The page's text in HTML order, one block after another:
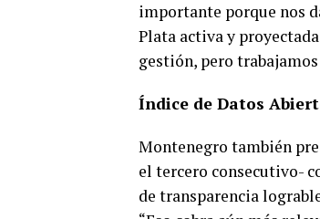
importante porque nos
Plata activa y
gestión, pero
Índice de Datos
Montenegro también
el tercero consecutivo-
de transparencia